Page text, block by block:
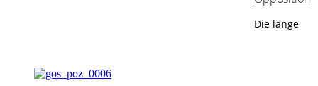
Die lange